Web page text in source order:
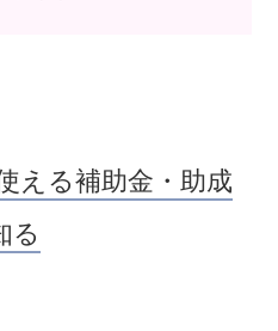
える補助金・助成
る